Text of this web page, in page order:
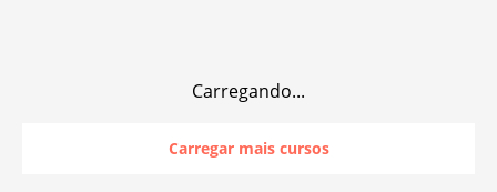
Carregando...
Carregar mais cursos